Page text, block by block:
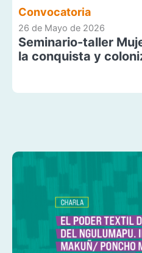
Convocatoria
26 de Mayo de 2026
Seminario-taller
la conquista y